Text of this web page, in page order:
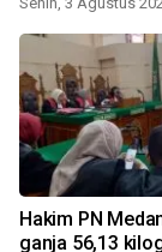
Hakim PN
ganja 56,13